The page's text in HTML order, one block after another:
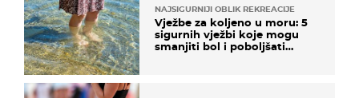
NAJSIGURNIJI OBLIK REKREACIJE
Vježbe za koljeno u moru: 5
sigurnih vježbi koje mogu
smanjiti bol i poboljšati